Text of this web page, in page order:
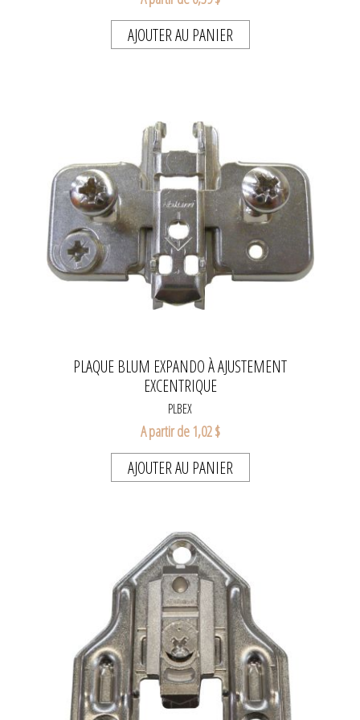
AJOUTER AU PANIER
PLAQUE BLUM EXPANDO À AJUSTEMENT
EXCENTRIQUE
PLBEX
A partir de 1,02 $
AJOUTER AU PANIER